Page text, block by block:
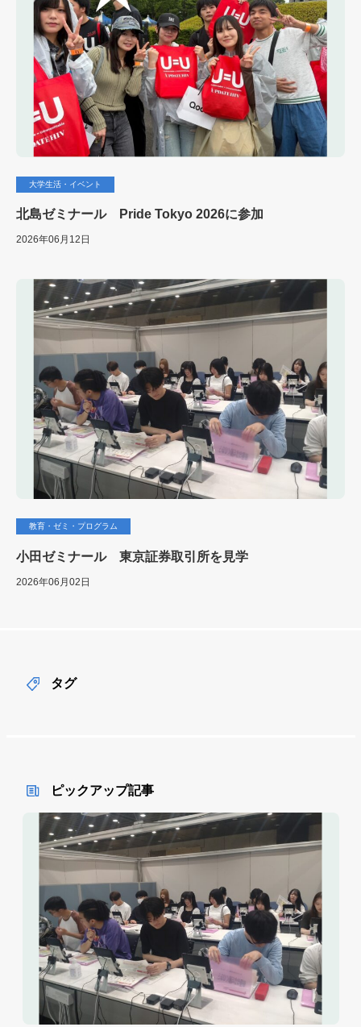
大学生活・イベント
北島ゼミナール Pride Tokyo 2026に参加
2026年06月12日
教育・ゼミ・プログラム
小田ゼミナール 東京証券取引所を見学
2026年06月02日
タグ
ピックアップ記事